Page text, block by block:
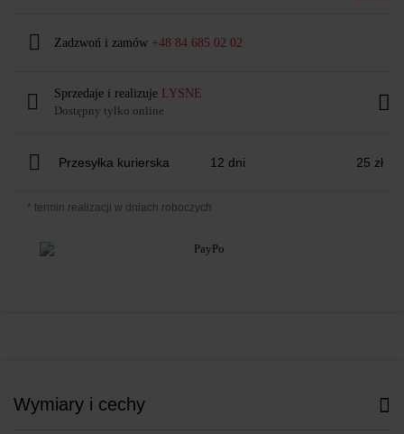
Zadzwoń i zamów +48 84 685 02 02
Sprzedaje i realizuje LYSNE
Dostępny tylko online
Przesyłka kurierska 12 dni 25 zł
* termin realizacji w dniach roboczych
Wymiary i cechy